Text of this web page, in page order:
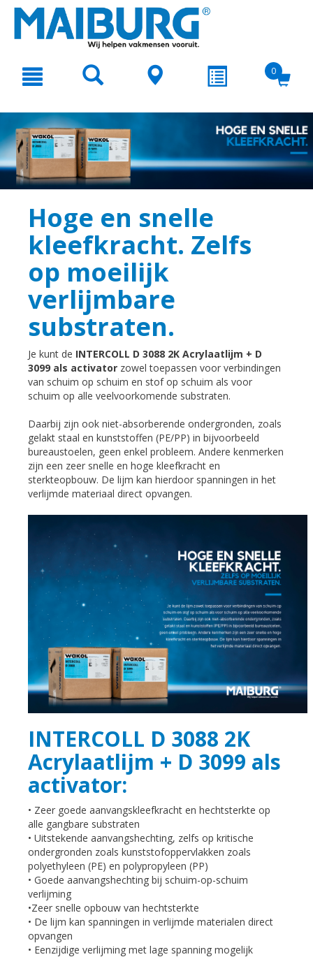
text.skipToNavigation
0
Hoge en snelle
kleefkracht. Zelfs
op moeilijk
verlijmbare
substraten.
Je kunt de INTERCOLL D 3088 2K Acrylaatlijm + D
3099 als activator zowel toepassen voor verbindingen
van schuim op schuim en stof op schuim als voor
schuim op alle veelvoorkomende substraten.
Daarbij zijn ook niet-absorberende ondergronden, zoals
gelakt staal en kunststoffen (PE/PP) in bijvoorbeeld
bureaustoelen, geen enkel probleem. Andere kenmerken
zijn een zeer snelle en hoge kleefkracht en
sterkteopbouw. De lijm kan hierdoor spanningen in het
verlijmde materiaal direct opvangen.
INTERCOLL D 3088 2K
Acrylaatlijm + D 3099 als
activator:
• Zeer goede aanvangskleefkracht en hechtsterkte op
alle gangbare substraten
• Uitstekende aanvangshechting, zelfs op kritische
ondergronden zoals kunststofoppervlakken zoals
polyethyleen (PE) en polypropyleen (PP)
• Goede aanvangshechting bij schuim-op-schuim
verlijming
•Zeer snelle opbouw van hechtsterkte
• De lijm kan spanningen in verlijmde materialen direct
opvangen
• Eenzijdige verlijming met lage spanning mogelijk